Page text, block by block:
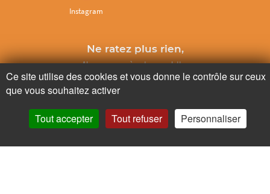
Instagram
Ne ratez plus rien,
Abonnez-vous à notre newsletter
Je m’inscris
Ce site utilise des cookies et vous donne le contrôle sur ceux
que vous souhaitez activer
Tout accepter Tout refuser Personnaliser